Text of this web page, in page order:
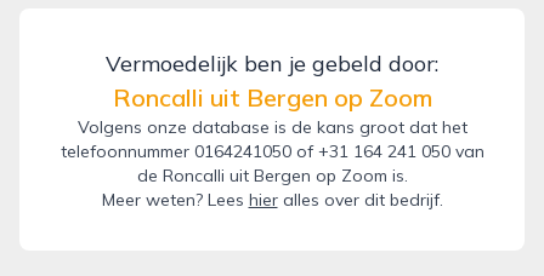
Vermoedelijk ben je gebeld door:
Roncalli uit Bergen op Zoom
Volgens onze database is de kans groot dat het
telefoonnummer 0164241050 of +31 164 241 050 van
de Roncalli uit Bergen op Zoom is.
Meer weten? Lees hieralles over dit bedrijf.